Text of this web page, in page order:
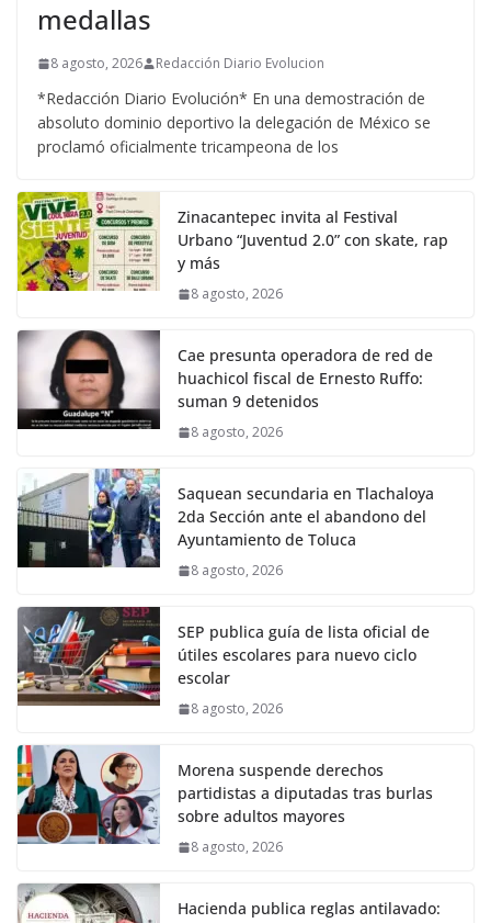
medallas
8 agosto, 2026 Redacción Diario Evolucion
*Redacción Diario Evolución* En una demostración de
absoluto dominio deportivo la delegación de México se
proclamó oficialmente tricampeona de los
Zinacantepec invita al Festival
Urbano “Juventud 2.0” con skate, rap
y más
8 agosto, 2026
Cae presunta operadora de red de
huachicol fiscal de Ernesto Ruffo:
suman 9 detenidos
8 agosto, 2026
Saquean secundaria en Tlachaloya
2da Sección ante el abandono del
Ayuntamiento de Toluca
8 agosto, 2026
SEP publica guía de lista oficial de
útiles escolares para nuevo ciclo
escolar
8 agosto, 2026
Morena suspende derechos
partidistas a diputadas tras burlas
sobre adultos mayores
8 agosto, 2026
Hacienda publica reglas antilavado: